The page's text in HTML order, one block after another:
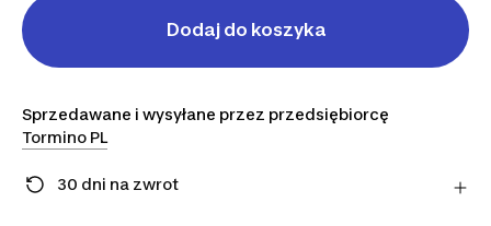
Dodaj do koszyka
Sprzedawane i wysyłane przez przedsiębiorcę
Tormino PL
30 dni na zwrot